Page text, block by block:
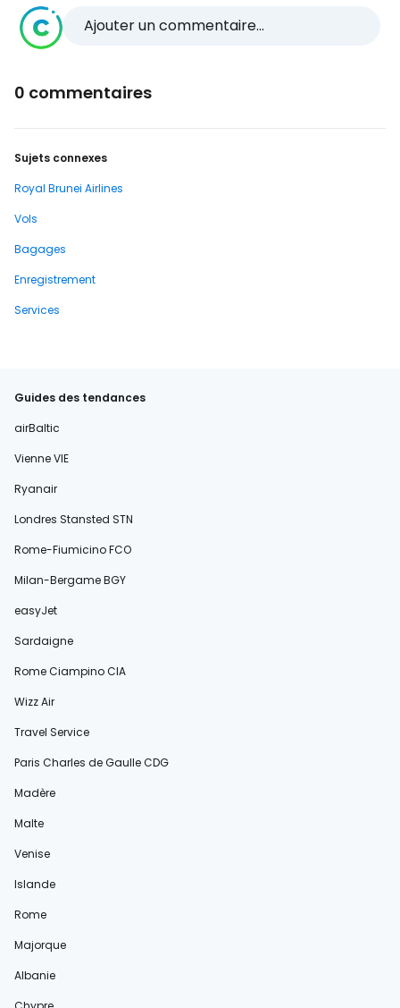
Ajouter un commentaire...
0 commentaires
Sujets connexes
Royal Brunei Airlines
Vols
Bagages
Enregistrement
Services
Guides des tendances
airBaltic
Vienne VIE
Ryanair
Londres Stansted STN
Rome-Fiumicino FCO
Milan-Bergame BGY
easyJet
Sardaigne
Rome Ciampino CIA
Wizz Air
Travel Service
Paris Charles de Gaulle CDG
Madère
Malte
Venise
Islande
Rome
Majorque
Albanie